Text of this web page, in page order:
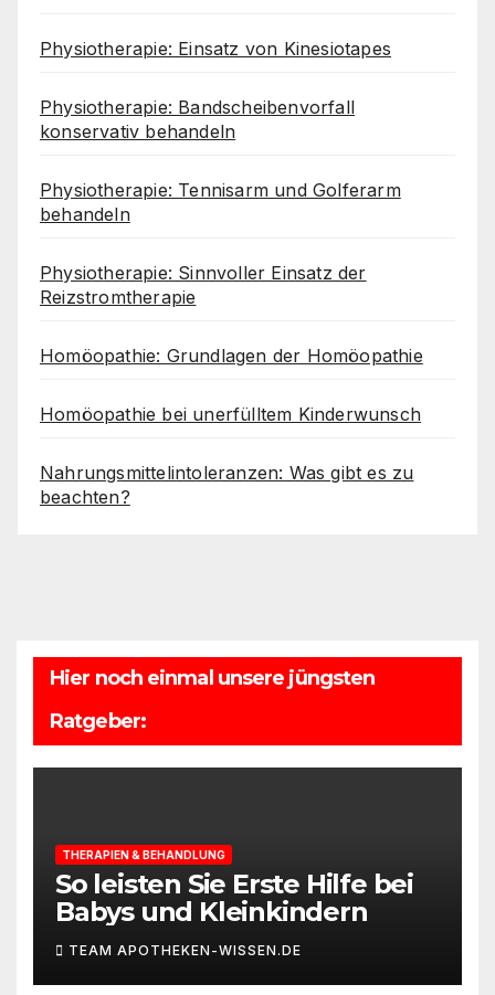
Physiotherapie: Einsatz von Kinesiotapes
Physiotherapie: Bandscheibenvorfall
konservativ behandeln
Physiotherapie: Tennisarm und Golferarm
behandeln
Physiotherapie: Sinnvoller Einsatz der
Reizstromtherapie
Homöopathie: Grundlagen der Homöopathie
Homöopathie bei unerfülltem Kinderwunsch
Nahrungsmittelintoleranzen: Was gibt es zu
beachten?
Hier noch einmal unsere jüngsten
Ratgeber:
THERAPIEN & BEHANDLUNG
So leisten Sie Erste Hilfe bei
Babys und Kleinkindern
TEAM APOTHEKEN-WISSEN.DE